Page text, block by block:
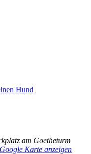
Hund
am Goetheturm
Google Karte anzeigen